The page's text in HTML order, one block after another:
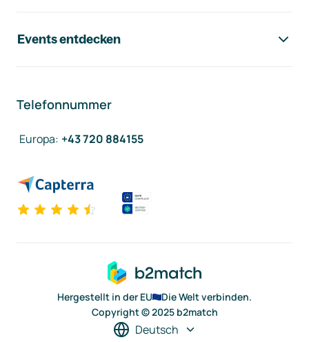
Events entdecken
Telefonnummer
Europa: +43 720 884155
Hergestellt in der EU
Die Welt verbinden.
Copyright © 2025 b2match
Deutsch